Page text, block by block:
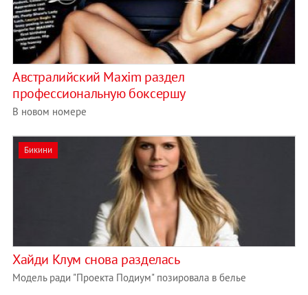
Австралийский Maxim раздел
профессиональную боксершу
В новом номере
Бикини
Хайди Клум снова разделась
Модель ради "Проекта Подиум" позировала в белье